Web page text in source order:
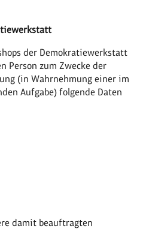
der Demokratiewerkstatt
Person zum Zwecke der
(in Wahrnehmung einer im
Aufgabe) folgende Daten
damit beauftragten